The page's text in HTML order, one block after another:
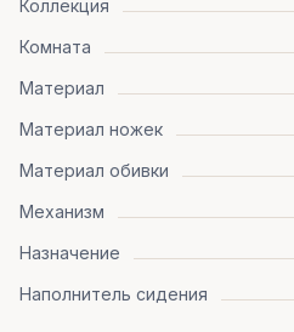
Коллекция
Комната
Материал
Материал ножек
Материал обивки
Механизм
Назначение
Наполнитель сидения